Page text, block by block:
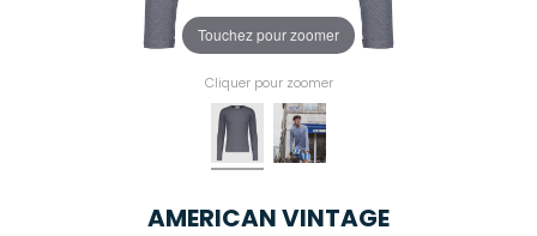
Touchez pour zoomer
Cliquer pour zoomer
AMERICAN VINTAGE